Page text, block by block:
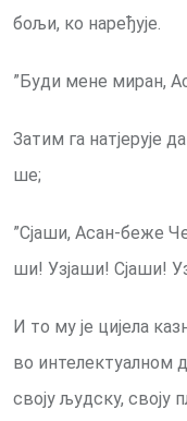
бо­љи, ко на­ре­ђу­је.
”Бу­ди ме­не ми­ран,
За­тим га на­тје­ру­је
ше;
”Сја­ши, Асан-бе­же
ши! Уз­ја­ши! Сја­ши!
И то му је ци­је­ла
во ин­те­лек­ту­ал­ном
сво­ју људ­ску,